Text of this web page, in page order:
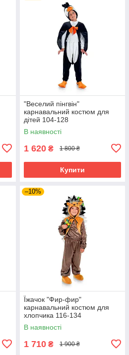
"Веселий пінгвін"
карнавальний костюм для
дітей 104-128
В наявності
1 620 ₴ 1 800 ₴
Купити
–10%
Їжачок "Фир-фир"
карнавальний костюм для
хлопчика 116-134
В наявності
1 710 ₴ 1 900 ₴